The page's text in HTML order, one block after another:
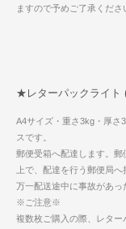
ますので予めご了承くださ
★レターパックライト
A4サイズ・重さ3kg・厚さ
スです。
郵便受箱へ配達します。
上で、配達を行う郵便局へ
万一配送途中に事故があっ
※ご注意※
複数枚ご購入の際、レター